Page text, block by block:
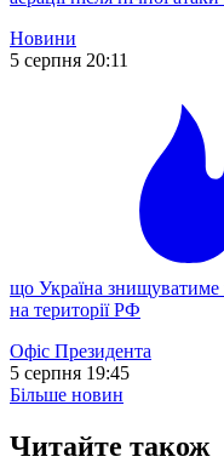
Новини
5 серпня 20:11
що Україна знищуватиме
на території РФ
Офіс Президента
5 серпня 19:45
Більше новин
Читайте також